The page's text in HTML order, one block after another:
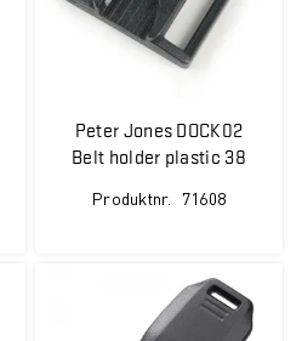
Peter Jones DOCK02
Belt holder plastic 38
Produktnr. 71608